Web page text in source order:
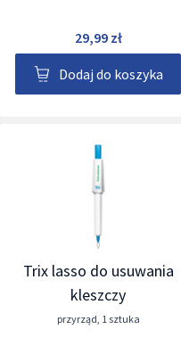
29,99 zł
Dodaj do koszyka
Trix lasso do usuwania
kleszczy
przyrząd, 1 sztuka